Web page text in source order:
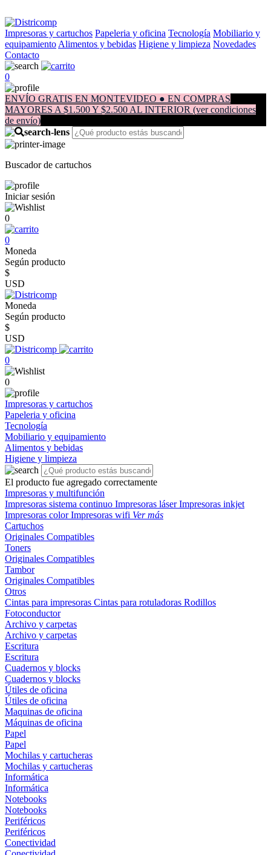
Impresoras y cartuchos Papeleria y oficina Tecnología Mobiliario y
equipamiento Alimentos y bebidas Higiene y limpieza Novedades
Contacto
0
ENVÍO GRATIS EN MONTEVIDEO ● EN COMPRAS
MAYORES A $1.500 Y $2.500 AL INTERIOR (ver condiciones
de envío)
Buscador de cartuchos
Iniciar sesión
0
0
Moneda
Según producto
$
USD
Moneda
Según producto
$
USD
0
0
Impresoras y cartuchos
Papeleria y oficina
Tecnología
Mobiliario y equipamiento
Alimentos y bebidas
Higiene y limpieza
El producto fue agregado correctamente
Impresoras y multifunción
Impresoras sistema continuo Impresoras láserImpresoras inkjet
Impresoras colorImpresoras wifi Ver más
Cartuchos
Originales Compatibles
Toners
Originales Compatibles
Tambor
Originales Compatibles
Otros
Cintas para impresoras Cintas para rotuladoras Rodillos
Fotoconductor
Archivo y carpetas
Archivo y carpetas
Escritura
Escritura
Cuadernos y blocks
Cuadernos y blocks
Útiles de oficina
Útiles de oficina
Maquinas de oficina
Máquinas de oficina
Papel
Papel
Mochilas y cartucheras
Mochilas y cartucheras
Informática
Informática
Notebooks
Notebooks
Periféricos
Periféricos
Conectividad